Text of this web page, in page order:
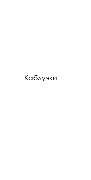
Каблучки